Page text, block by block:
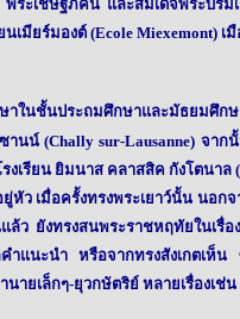
ระเชษฐภคินี และสมเด็จพระบร
เมียร์มองต์ (Ecole Miexemont) เ
นชั้นประถมศึกษาและมัธยมศึกษา
านน์ (Chally sur-Lausanne) จาก
รงเรียน ยิมนาส คลาสสิค กังโตนา
ยู่หัว เมื่อครั้งทรงพระเยาว์นั้น นอ
ว ยังทรงสนพระราชหฤทัยในเรื่
คำแนะนำ หรือจากทรงสังเกตเ
ายเล็กๆ-ยุวกษัตริย์ หลายเรื่องเช่น